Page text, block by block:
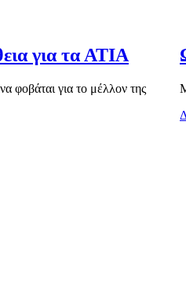
για τα ΑΤΙΑ
φοβάται για το μέλλον της